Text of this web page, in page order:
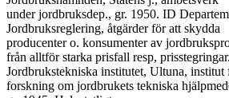
under jordbruksdep., gr. 1950. ID
Jordbruksreglering, åtgärder för att skydda
producenter o. konsumenter av
från alltför starka prisfall resp, prisstegringar.
Jordbrukstekniska institutet, Ultuna, institut
forskning om jordbrukets tekniska